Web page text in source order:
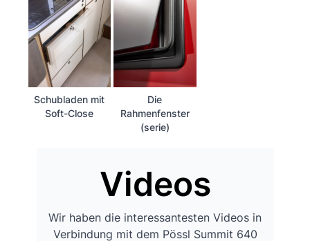
Schubladen mit
Soft-Close
Die
Rahmenfenster
(serie)
Videos
Wir haben die interessantesten Videos in
Verbindung mit dem Pössl Summit 640